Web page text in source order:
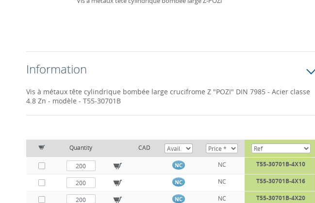
Information
Vis à métaux tête cylindrique bombée large crucifrome Z "POZI" DIN 7985 - Acier classe
4.8 Zn - modèle - T55-30701B
Quantity CAD
NC NC T55-30701B-4X10
NC NC T55-30701B-4X16
NC NC T55-30701B-4X20